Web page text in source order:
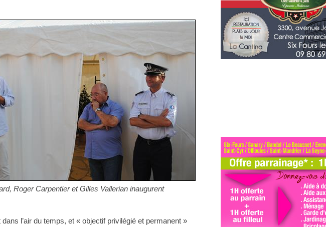
Roger Carpentier et Gilles Vallerian inaugurent
l’air du temps, et « objectif privilégié et permanent »